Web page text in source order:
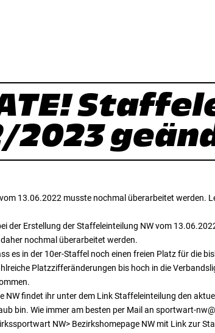
2023
13.06.2022 musste nochmal überarbeitet werden.
der Erstellung der Staffeleinteilung NW vom
nochmal überarbeitet werden.
es in der 10er-Staffel noch einen freien Platz für die
Platzzifferänderungen bis hoch in die
NW findet ihr unter dem Link Staffeleinteilung den
bin. Wie immer am besten per Mail an sportwart-
NW> Bezirkshomepage NW mit Link zur